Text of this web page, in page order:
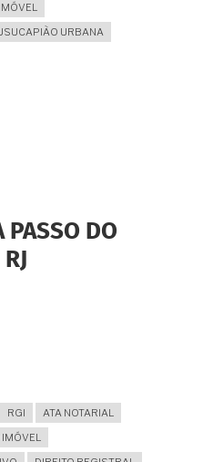
URBANA
PASSO DO
RGI
ATA NOTARIAL
IMÓVEL